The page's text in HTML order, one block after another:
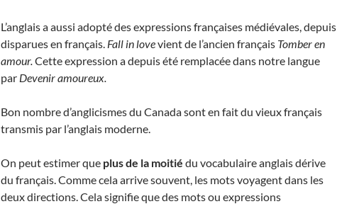
L’anglais a aussi adopté des expressions françaises médiévales, depuis
disparues en français. Fall in lovevient de l’ancien français Tomber en
amour.Cette expression a depuis été remplacée dans notre langue
par Devenir amoureux.
Bon nombre d’anglicismes du Canada sont en fait du vieux français
transmis par l’anglais moderne.
On peut estimer que plus de la moitié du vocabulaire anglais dérive
du français. Comme cela arrive souvent, les mots voyagent dans les
deux directions. Cela signifie que des mots ou expressions